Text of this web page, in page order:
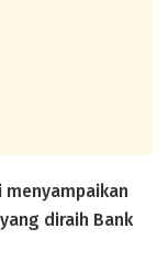
diraih Bank